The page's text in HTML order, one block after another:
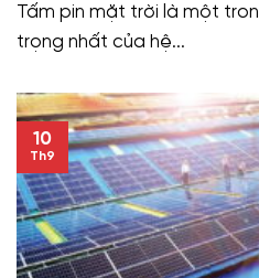
Tấm pin mặt trời là một
trọng nhất của hệ...
10
Th9